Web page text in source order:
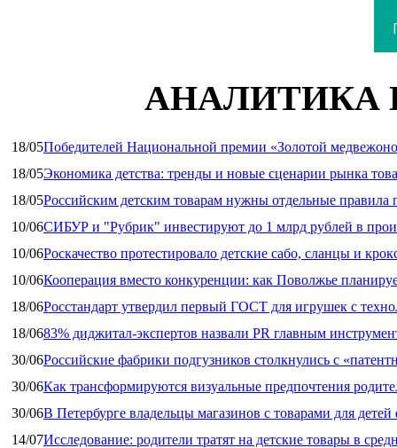
АНАЛИТИКА
18/05Победителей Национальной премии «Золотой
18/05Экономика детства: тренды и новые сценарии рынка
18/05Российским детским товарам нужны отдельные правила
10/06СИБУР и "Рубрик" инвестируют до 1 млрд рублей в
10/06Роскачество протестировало детские сабо, сланцы и
10/06Кооперация вместо конкуренции: как Поволжье
18/06Росстандарт утвердил первый ГОСТ для игрушек с
18/0683% диджитал‑экспертов назвали PR главным
30/06Российские фабрики подгузников столкнулись с
30/06Как трансформируются визуальные предпочтения
30/06В Петербурге владельцы магазинов с товарами для
14/07Исследование: родители тратят на детские товары в